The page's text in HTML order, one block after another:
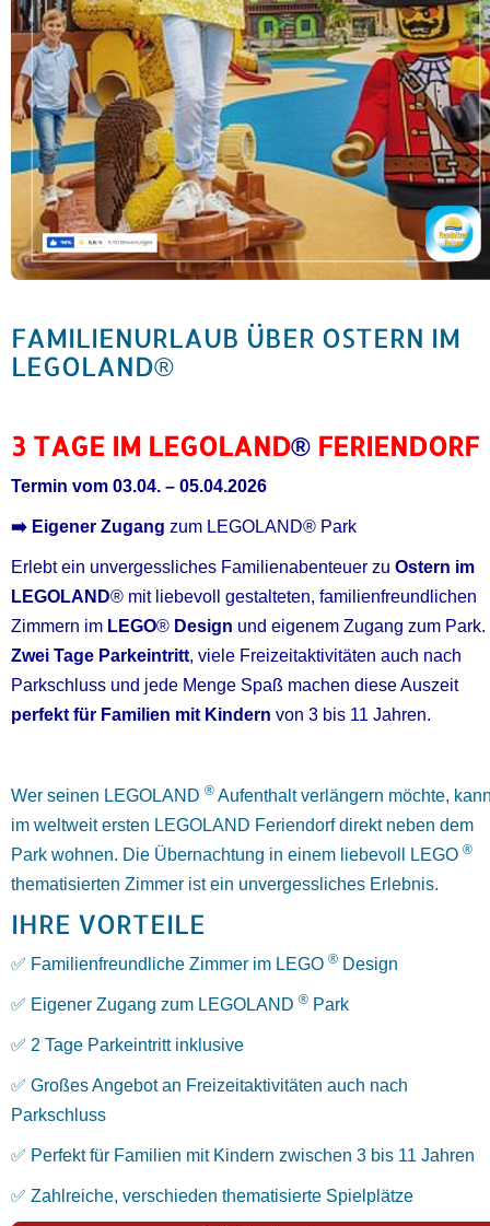
FAMILIENURLAUB ÜBER OSTERN IM
LEGOLAND®
3 TAGE IM LEGOLAND® FERIENDORF
Termin vom 03.04. – 05.04.2026
➡️ Eigener Zugang zum LEGOLAND® Park
Erlebt ein unvergessliches Familienabenteuer zu Ostern im
LEGOLAND® mit liebevoll gestalteten, familienfreundlichen
Zimmern im LEGO® Design und eigenem Zugang zum Park.
Zwei Tage Parkeintritt, viele Freizeitaktivitäten auch nach
Parkschluss und jede Menge Spaß machen diese Auszeit
perfekt für Familien mit Kindern von 3 bis 11 Jahren.
Wer seinen LEGOLAND ® Aufenthalt verlängern möchte,
im weltweit ersten LEGOLAND Feriendorf direkt neben dem
Park wohnen. Die Übernachtung in einem liebevoll LEGO ®
thematisierten Zimmer ist ein unvergessliches Erlebnis.
IHRE VORTEILE
✅ Familienfreundliche Zimmer im LEGO ® Design
✅ Eigener Zugang zum LEGOLAND ® Park
✅ 2 Tage Parkeintritt inklusive
✅ Großes Angebot an Freizeitaktivitäten auch nach
Parkschluss
✅ Perfekt für Familien mit Kindern zwischen 3 bis 11 Jahren
✅ Zahlreiche, verschieden thematisierte Spielplätze